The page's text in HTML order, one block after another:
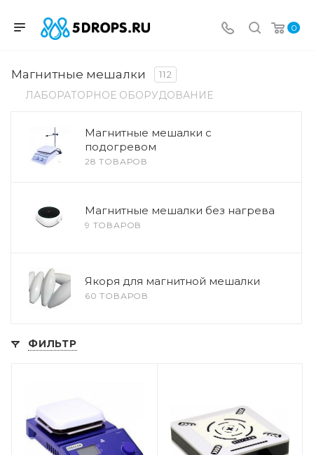
0
Магнитные мешалки 112
ЛАБОРАТОРНОЕ ОБОРУДОВАНИЕ
Магнитные мешалки с
подогревом
28 ТОВАРОВ
Магнитные мешалки без нагрева
9 ТОВАРОВ
Якоря для магнитной мешалки
60 ТОВАРОВ
ФИЛЬТР